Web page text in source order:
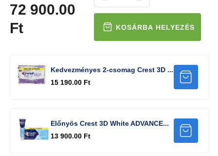
72 900.00
Ft
Kedvezményes 2-csomag Crest 3D ...
15 190.00 Ft
Előnyös Crest 3D White ADVANCE...
13 900.00 Ft